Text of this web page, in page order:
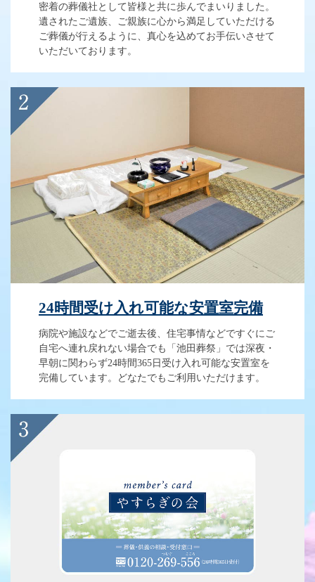
密着の葬儀社として皆様と共に歩んでまいりました。
遺されたご遺族、ご親族に心から満足していただける
ご葬儀が行えるように、真心を込めてお手伝いさせて
いただいております。
24時間受け入れ可能な安置室完備
病院や施設などでご逝去後、住宅事情などですぐにご
自宅へ連れ戻れない場合でも「池田葬祭」では深夜・
早朝に関わらず24時間365日受け入れ可能な安置室を
完備しています。どなたでもご利用いただけます。